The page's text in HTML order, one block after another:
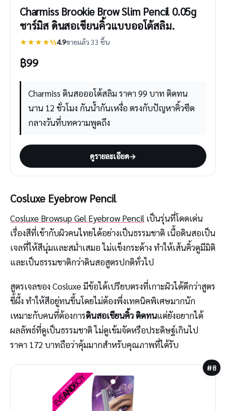
Charmiss Brookie Brow Slim Pencil 0.05g
ชาร์มิส ดินสอเขียนคิ้วแบบออโต้สลิม.
★★★★½4.9ขายแล้ว 33 ชิ้น
฿99
Charmiss ดินสอออโต้สลิม ราคา 99 บาท ติดทน
นาน 12 ชั่วโมง กันน้ำกันเหงื่อ ตรงกับปัญหาคิ้วซีด
กลางวันที่บทความพูดถึง
ดูรายละเอียด→
Cosluxe Eyebrow Pencil
Cosluxe Browsup Gel Eyebrow Pencil เป็นรุ่นที่โดดเด่น
เรื่องสีที่เข้ากับผิวคนไทยได้อย่างเป็นธรรมชาติ เนื้อดินสอเป็น
เจลที่ให้สีนุ่มและสม่ำเสมอ ไม่แข็งกระด้าง ทำให้เส้นคิ้วดูมีมิติ
และเป็นธรรมชาติกว่าดินสอสูตรปกติทั่วไป
สูตรเจลของ Cosluxe มีข้อได้เปรียบตรงที่เกาะผิวได้ดีกว่าสูตร
ขี้ผึ้ง ทำให้สีอยู่ทนขึ้นโดยไม่ต้องพึ่งเทคนิคพิเศษมากนัก
เหมาะกับคนที่ต้องการดินสอเขียนคิ้ว ติดทนแต่ยังอยากได้
ผลลัพธ์ที่ดูเป็นธรรมชาติ ไม่ดูเข้มจัดหรือประดิษฐ์เกินไป
ราคา 172 บาทถือว่าคุ้มมากสำหรับคุณภาพที่ได้รับ
#8